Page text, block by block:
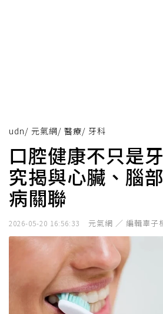
udn/ 元氣網/ 醫療/ 牙科
口腔健康不只是
究揭與心臟、腦
病關聯
2026-05-20 16:56:33 元氣網 ／ 編輯辜子